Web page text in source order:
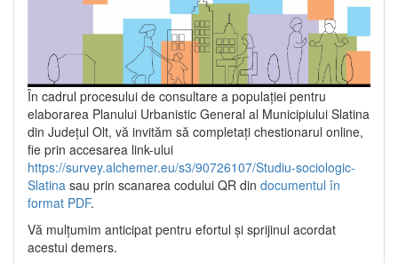
În cadrul procesului de consultare a populaţiei pentru
elaborarea Planului Urbanistic General al Municipiului Slatina
din Județul Olt, vă invităm să completați chestionarul online,
fie prin accesarea link-ului
https://survey.alchemer.eu/s3/90726107/Studiu-sociologic-
Slatina sau prin scanarea codului QR din documentul în
format PDF.
Vă mulţumim anticipat pentru efortul şi sprijinul acordat
acestui demers.